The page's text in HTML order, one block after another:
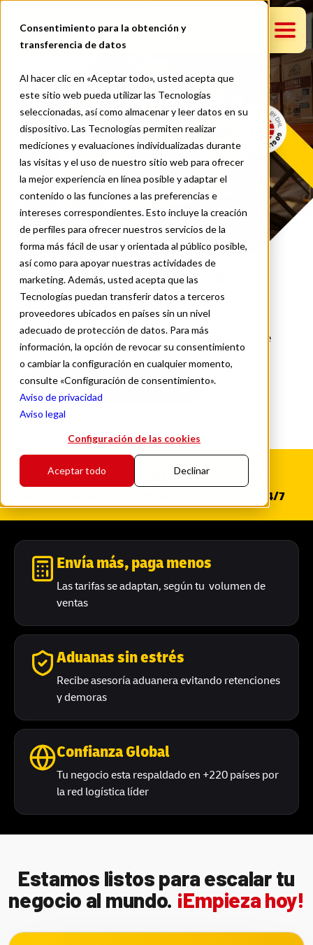
Consentimiento para la obtención y
transferencia de datos
Al hacer clic en «Aceptar todo», usted acepta que
este sitio web pueda utilizar las Tecnologías
seleccionadas, así como almacenar y leer datos en su
dispositivo. Las Tecnologías permiten realizar
mediciones y evaluaciones individualizadas durante
las visitas y el uso de nuestro sitio web para ofrecer
la mejor experiencia en línea posible y adaptar el
contenido o las funciones a las preferencias e
intereses correspondientes. Esto incluye la creación
de perfiles para ofrecer nuestros servicios de la
forma más fácil de usar y orientada al público posible,
así como para apoyar nuestras actividades de
marketing. Además, usted acepta que las
Tecnologías puedan transferir datos a terceros
proveedores ubicados en países sin un nivel
adecuado de protección de datos. Para más
información, la opción de revocar su consentimiento
o cambiar la configuración en cualquier momento,
consulte «Configuración de consentimiento».
Aviso de privacidad
Aviso legal
Configuración de las cookies
Aceptar todo Declinar
Conoce Go Global
Cotiza tu envío
Lleva tu PYME a
+220 países
Importa y exporta con un asesor dedicado que
conoce tu negocio.
Regístrate y cotiza con DHL
Sin compromiso - Toma 2 minutos
Tracking 24/7
Envía más, paga menos
Las tarifas se adaptan, según tu volumen de
ventas
Aduanas sin estrés
Recibe asesoría aduanera evitando retenciones
y demoras
Confianza Global
Tu negocio esta respaldado en +220 países por
la red logística líder
Estamos listos para escalar tu
negocio al mundo. ¡Empieza hoy!